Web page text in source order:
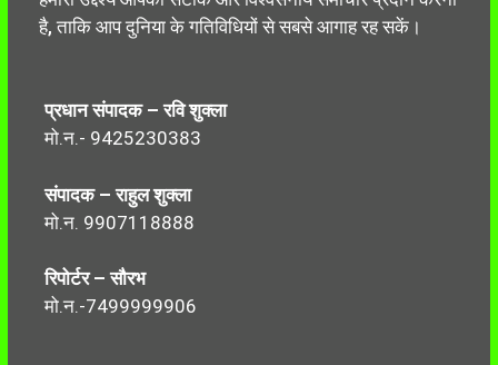
है, ताकि आप दुनिया के गतिविधियों से सबसे आगाह रह सकें।
प्रधान संपादक – रवि शुक्ला
मो.न.- 9425230383
संपादक – राहुल शुक्ला
मो.न. 9907118888
रिपोर्टर – सौरभ
मो.न.-7499999906